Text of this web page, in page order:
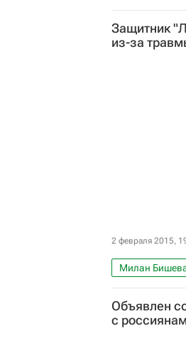
Лига
Набиль Фекир
Защитник
из-за
2 февраля 2015,
Милан
Чемпионат
Объявлен
с